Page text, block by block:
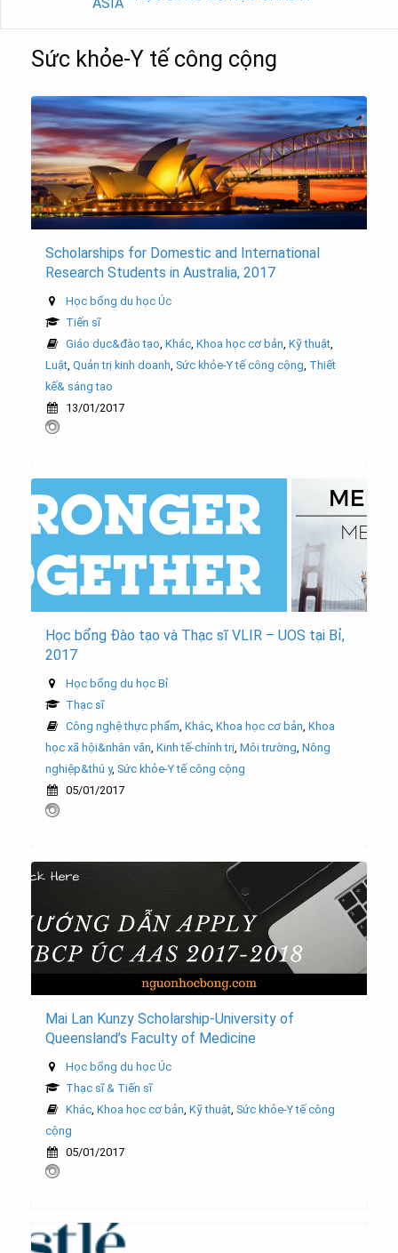
Sức khỏe-Y tế công cộng
Scholarships for Domestic and International
Research Students in Australia, 2017
Học bổng du học Úc
Tiến sĩ
Giáo dục&đào tạo Khác Khoa học cơ bản Kỹ thuật
Luật Quản trị kinh doanh Sức khỏe-Y tế công cộng Thiết
kế& sáng tạo
13/01/2017
Học bổng Đào tạo và Thạc sĩ VLIR – UOS tại Bỉ,
2017
Học bổng du học Bỉ
Thạc sĩ
Công nghệ thực phẩm, Khác, Khoa học cơ bản, Khoa
học xã hội&nhân văn, Kinh tế-chính trị, Môi trường, Nông
nghiệp&thú y, Sức khỏe-Y tế công cộng
05/01/2017
Mai Lan Kunzy Scholarship-University of
Queensland’s Faculty of Medicine
Học bổng du học Úc
Thạc sĩ & Tiến sĩ
Khác Khoa học cơ bản Kỹ thuật Sức khỏe-Y tế công
cộng
05/01/2017